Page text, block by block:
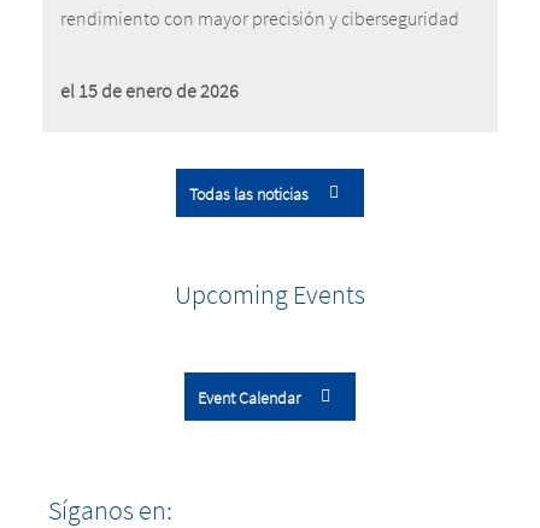
rendimiento con mayor precisión y ciberseguridad
el 15 de enero de 2026
Todas las noticias
Upcoming Events
Event Calendar
Síganos en: